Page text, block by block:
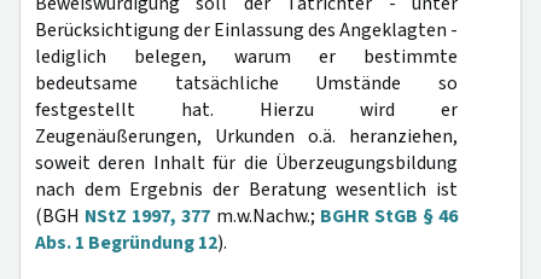
Berücksichtigung der Einlassung des Angeklagten -
lediglich belegen, warum er bestimmte
bedeutsame tatsächliche Umstände so
festgestellt hat. Hierzu wird er
Zeugenäußerungen, Urkunden o.ä. heranziehen,
soweit deren Inhalt für die Überzeugungsbildung
nach dem Ergebnis der Beratung wesentlich ist
(BGH NStZ 1997, 377 m.w.Nachw.; BGHR StGB § 46
Abs. 1 Begründung 12).